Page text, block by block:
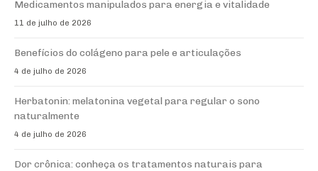
Medicamentos manipulados para energia e vitalidade
11 de julho de 2026
Benefícios do colágeno para pele e articulações
4 de julho de 2026
Herbatonin: melatonina vegetal para regular o sono
naturalmente
4 de julho de 2026
Dor crônica: conheça os tratamentos naturais para